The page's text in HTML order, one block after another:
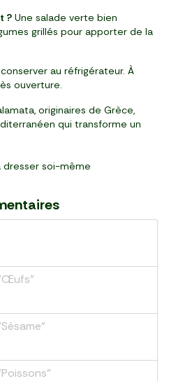
? Une salade verte bien
grillés pour apporter de la
au réfrigérateur. À
ouverture.
originaires de Grèce,
qui transforme un
soi-même
"Œufs"